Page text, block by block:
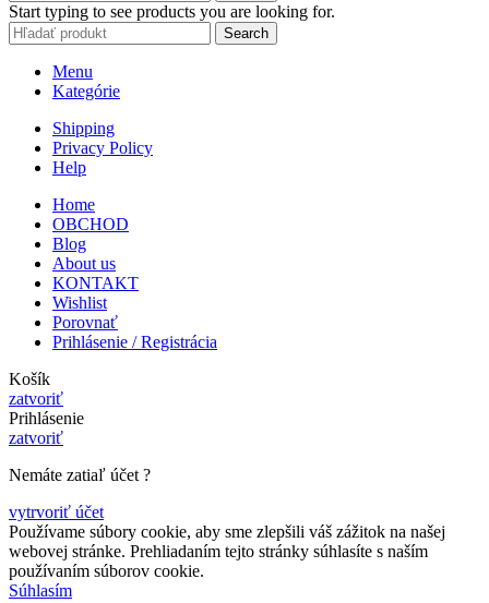
Start typing to see products you are looking for.
Search
Menu
Kategórie
Shipping
Privacy Policy
Help
Home
OBCHOD
Blog
About us
KONTAKT
Wishlist
Porovnať
Prihlásenie / Registrácia
Košík
zatvoriť
Prihlásenie
zatvoriť
Nemáte zatiaľ účet ?
vytrvoriť účet
Používame súbory cookie, aby sme zlepšili váš zážitok na našej
webovej stránke. Prehliadaním tejto stránky súhlasíte s naším
používaním súborov cookie.
Súhlasím